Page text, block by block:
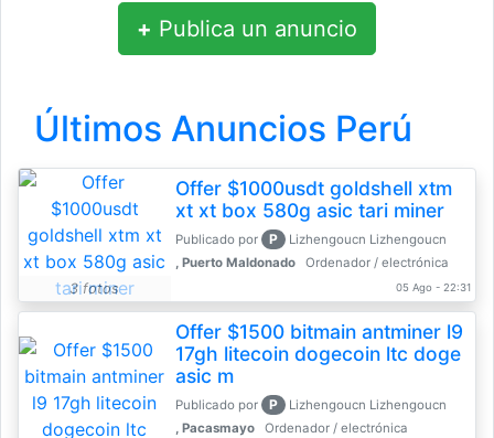
+ Publica un anuncio
Últimos Anuncios Perú
3 fotos
Offer $1000usdt goldshell xtm
xt xt box 580g asic tari miner
Publicado por P
Lizhengoucn Lizhengoucn
, Puerto Maldonado
Ordenador / electrónica
05 Ago - 22:31
Offer $1500 bitmain antminer l9
17gh litecoin dogecoin ltc doge
asic m
Publicado por P
Lizhengoucn Lizhengoucn
, Pacasmayo
Ordenador / electrónica